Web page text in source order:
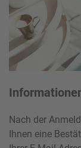
Nach der
Ihnen eine